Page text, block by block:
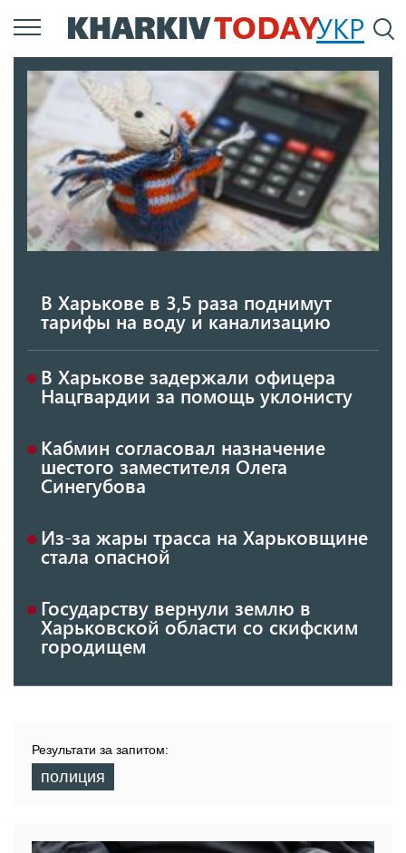
Перейти
к
содержанию
УКР
В Харькове в 3,5 раза поднимут
тарифы на воду и канализацию
В Харькове задержали офицера
Нацгвардии за помощь уклонисту
Кабмин согласовал назначение
шестого заместителя Олега
Синегубова
Из-за жары трасса на Харьковщине
стала опасной
Государству вернули землю в
Харьковской области со скифским
городищем
Результати за запитом:
полиция